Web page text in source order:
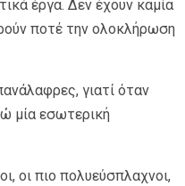
έργα. Δεν έχουν καμία
ποτέ την ολοκλήρωση
γιατί όταν
μία εσωτερική
οι πιο πολυεύσπλαχνοι,